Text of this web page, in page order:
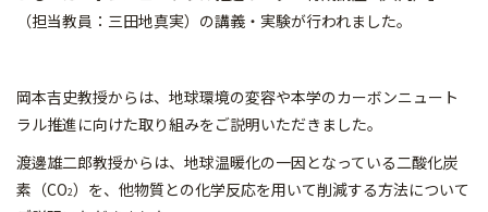
（担当教員：三田地真実）の講義・実験が行われました。
岡本吉史教授からは、地球環境の変容や本学のカーボンニュート
ラル推進に向けた取り組みをご説明いただきました。
渡邊雄二郎教授からは、地球温暖化の一因となっている二酸化炭
素（CO2）を、他物質との化学反応を用いて削減する方法について